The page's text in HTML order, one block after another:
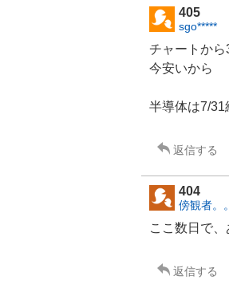
405
sgo*****
チャートか
今安いから
半導体は7/31
返信する
404
傍観者。。
ここ数日で
返信する